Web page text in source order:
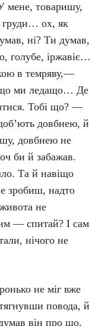
мене, товаришу,
груди… ох, як
ні? Ти думав,
голубе, іржавіє…
в темряву,—
ми ледащо… Де
Тобі що? —
довбнею, й
довбнею не
би й забажав.
Та й навіщо
зробиш, надто
не
— спитай? І сам
нічого не
не міг вже
повода, й
він про що,